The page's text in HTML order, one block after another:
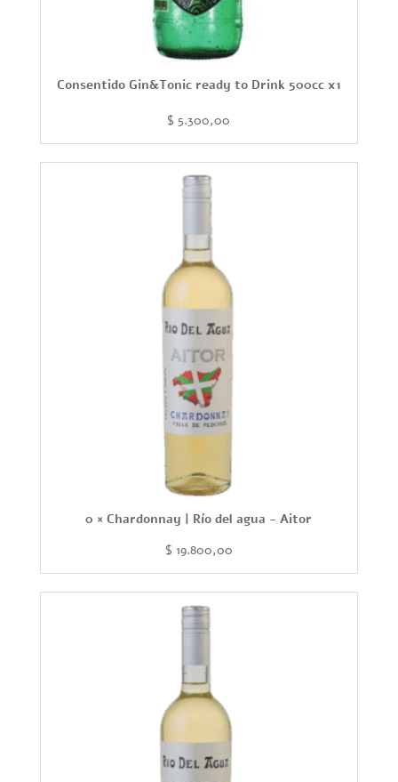
Consentido Gin&Tonic ready to Drink 500cc x1
$ 5.300,00
0 × Chardonnay | Río del agua - Aitor
$ 19.800,00